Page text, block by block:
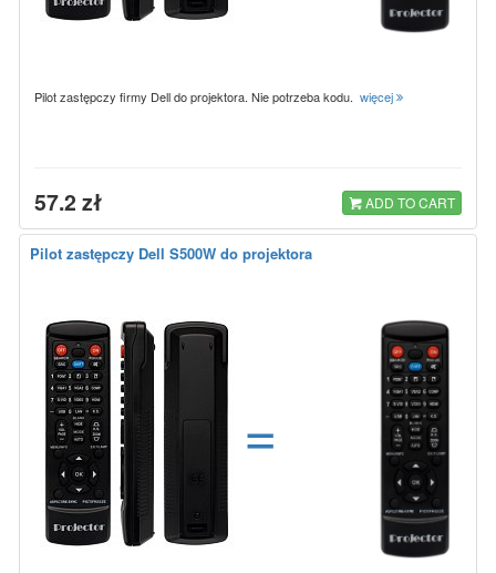
Pilot zastępczy firmy Dell do projektora. Nie potrzeba kodu. więcej
57.2 zł ADD TO CART
Pilot zastępczy Dell S500W do projektora
=